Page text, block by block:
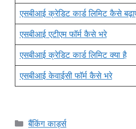
एसबीआई क्रेडिट कार्ड लिमिट कैसे
एसबीआई एटीएम फॉर्म कैसे भरे
एसबीआई क्रेडिट कार्ड लिमिट क्या है
एसबीआई केवाईसी फॉर्म कैसे भरे
Categories
बैंकिंग कार्ड्स